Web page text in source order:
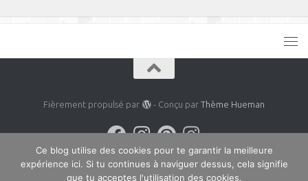
Fièrement propulsé par - Conçu par Thème Hueman
Ce blog utilise des cookies pour te garantir la meilleure
expérience ici. Si tu continues à naviguer dessus, cela signifie
que tu acceptes l'utilisation des cookies.